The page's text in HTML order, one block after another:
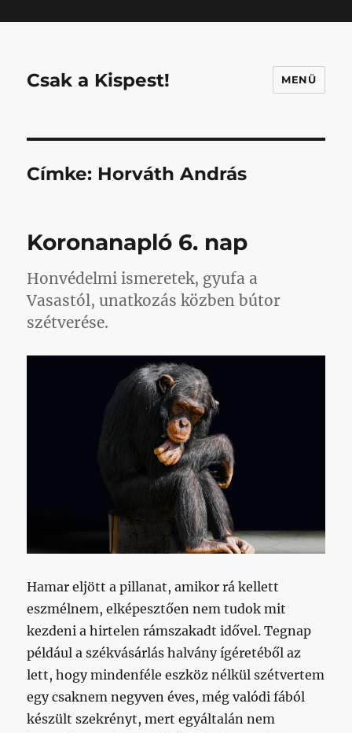
Csak a Kispest! MENÜ
Címke: Horváth András
Koronanapló 6. nap
Honvédelmi ismeretek, gyufa a
Vasastól, unatkozás közben bútor
szétverése.
Hamar eljött a pillanat, amikor rá kellett
eszmélnem, elképesztően nem tudok mit
kezdeni a hirtelen rámszakadt idővel. Tegnap
például a székvásárlás halvány ígéretéből az
lett, hogy mindenféle eszköz nélkül szétvertem
egy csaknem negyven éves, még valódi fából
készült szekrényt, mert egyáltalán nem